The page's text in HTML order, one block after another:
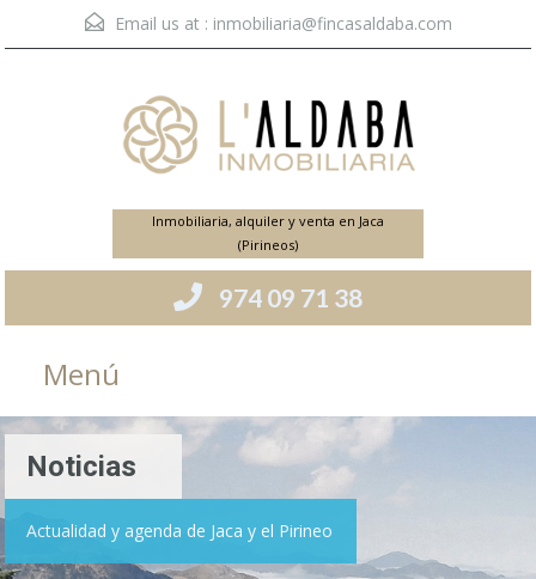
Email us at : inmobiliaria@fincasaldaba.com
Inmobiliaria, alquiler y venta en Jaca
(Pirineos)
974 09 71 38
Menú
Noticias
Actualidad y agenda de Jaca y el Pirineo